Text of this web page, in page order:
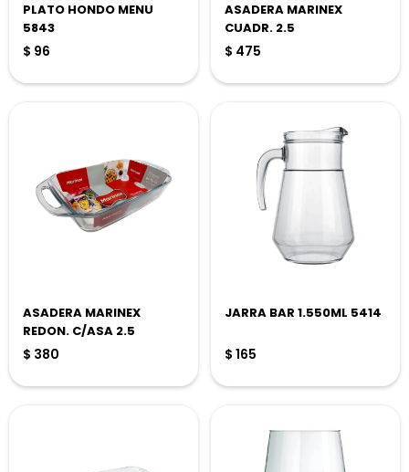
PLATO HONDO MENU
5843
$ 96
ASADERA MARINEX
CUADR. 2.5
$ 475
ASADERA MARINEX
REDON. C/ASA 2.5
$ 380
JARRA BAR 1.550ML 5414
$ 165